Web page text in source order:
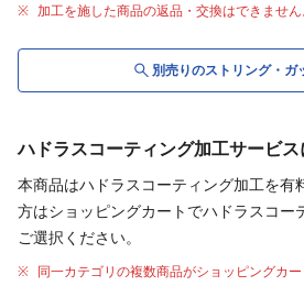
加工を施した商品の返品・交換はできません
別売りのストリング・ ガ
ハドラスコーティング加工サービス
本商品はハドラスコーティング加工を有
方はショッピングカートでハドラスコー
ご選択ください。
同一カテゴリの複数商品がショッピングカ